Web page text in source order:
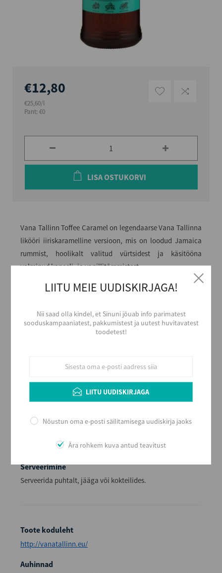
€12,80
€25,60/l
Pant: €0
LISA OSTUKORVI
Vana Tallinn Toffee Caramel on legendaarse Vana Tallinna
likööri iiriskaramelline versioon, mis on loodud Jamaica
rummist, hoolikalt valitud vürtsidest ja käsitööna
valminud kaneeli- ja vanillitõmmistest.
Liköör
Tootja
35
Kogus kastis
EAN
Serveerimine
Serveerida puhtalt, jääga või kokteilides.
Toote koduleht
http://vanatallinn.eu/
Auhinnad
LIITU MEIE UUDISKIRJAGA!
Nii saad olla kindel, et Sinuni jõuab info parimatest
sooduskampaaniatest, pakkumistest ja uutest huvitavatest
toodetest!
LIITU UUDISKIRJAGA
Nõustun oma e-posti säilitamisega uudiskirja jaoks
Ära rohkem kuva antud teavitust